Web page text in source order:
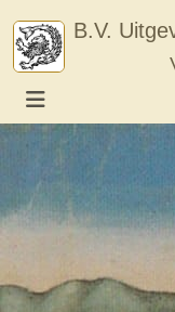
content
B.V.